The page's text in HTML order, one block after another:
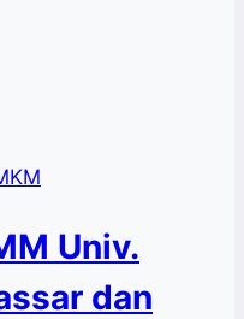
Univ.
dan